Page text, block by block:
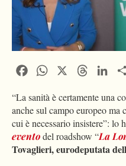
FacebookWhatsApp Threads
“La sanità è certamente una
anche sul campo europeo ma
cui è necessario insistere”: lo
eventodel roadshow “La
Tovaglieri, eurodeputata